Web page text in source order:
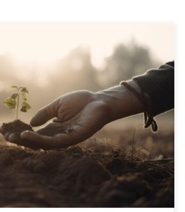
15^ del Tempo Ordinario Domenica
seminare (Mt 13, 1-23)
ore 08:00 – 10:00 – 19:00 ore 18:30
di S.E.R. Mons. Filippo
di Taranto Lunedì 13 Luglio 2026